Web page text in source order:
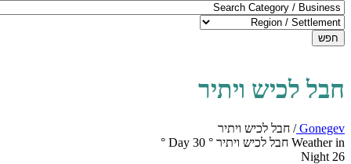
חפש
חבל לכיש ויתיר
Gonegev
/ חבל לכיש ויתיר
Weather in חבל לכיש ויתיר
°
30
Day
°
26
Night